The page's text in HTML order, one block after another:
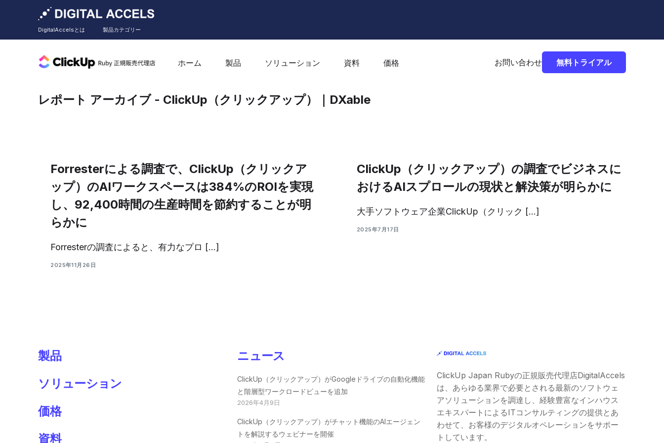
DigitalAccelsとは 製品カテゴリー
ホーム 製品 ソリューション 資料 価格 お問い合わせ 無料トライアル
レポート アーカイブ - ClickUp（クリックアップ）｜DXable
Forresterによる調査で、ClickUp（クリックア
ップ）のAIワークスペースは384%のROIを実現
し、92,400時間の生産時間を節約することが明
らかに
Forresterの調査によると、有力なプロ […]
2025年11月26日
ClickUp（クリックアップ）の調査でビジネスに
おけるAIスプロールの現状と解決策が明らかに
大手ソフトウェア企業ClickUp（クリック […]
2025年7月17日
製品
ソリューション
価格
資料
ニュース
ClickUp（クリックアップ）がGoogleドライブの自動化機能
と階層型ワークロードビューを追加
2026年4月9日
ClickUp（クリックアップ）がチャット機能のAIエージェン
トを解説するウェビナーを開催
ClickUp Japan Rubyの正規販売代理店DigitalAccels
は、あらゆる業界で必要とされる最新のソフトウェ
アソリューションを調達し、経験豊富なインハウス
エキスパートによるITコンサルティングの提供とあ
わせて、お客様のデジタルオペレーションをサポー
トしています。